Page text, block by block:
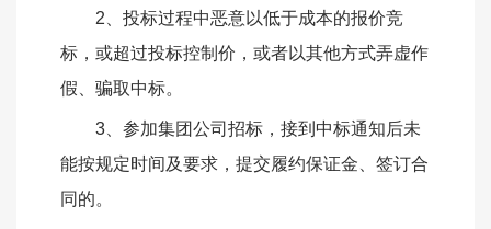
2、投标过程中恶意以低于成本的报价竞
标，或超过投标控制价，或者以其他方式弄虚作
假、骗取中标。
3、参加集团公司招标，接到中标通知后未
能按规定时间及要求，提交履约保证金、签订合
同的。